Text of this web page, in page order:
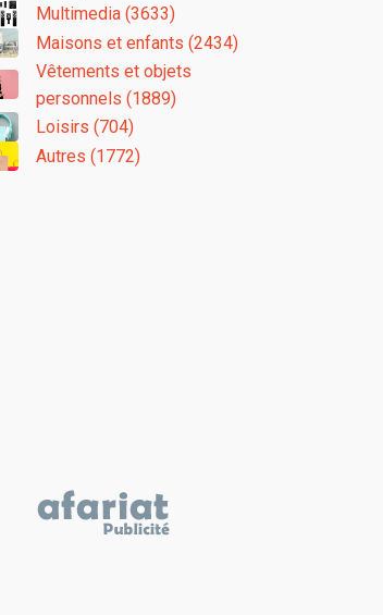
Multimedia (3633)
Maisons et enfants (2434)
Vêtements et objets
personnels (1889)
Loisirs (704)
Autres (1772)